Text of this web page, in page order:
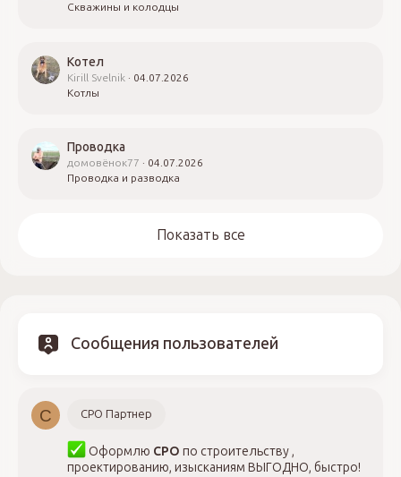
Скважины и колодцы
Котел
Kirill Svelnik
04.07.2026
Котлы
Проводка
домовёнок77
04.07.2026
Проводка и разводка
Показать все
Сообщения пользователей
С СРО Партнер
Оформлю СРО по строительству ,
проектированию, изысканиям ВЫГОДНО, быстро!